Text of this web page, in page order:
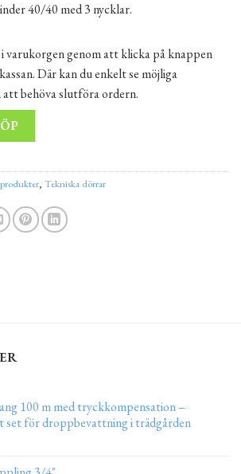
40/40 med 3 nycklar.
varukorgen genom att klicka på knappen
Där kan du enkelt se möjliga
behöva slutföra ordern.
120x200 cm mängd
, Tekniska dörrar
100 m med tryckkompensation –
set för droppbevattning i trädgården